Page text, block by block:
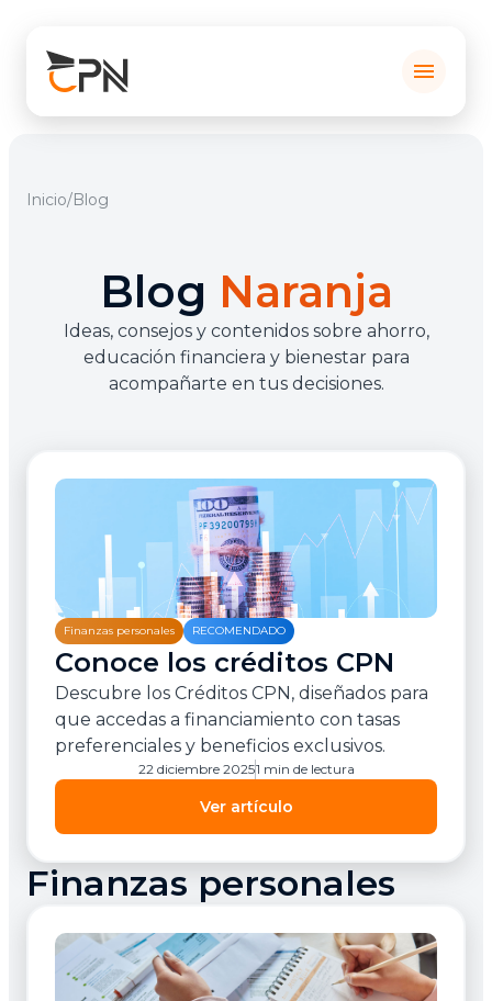
menu
Inicio/Blog
Blog Naranja
Ideas, consejos y contenidos sobre ahorro,
educación financiera y bienestar para
acompañarte en tus decisiones.
Finanzas personales RECOMENDADO
Conoce los créditos CPN
Descubre los Créditos CPN, diseñados para
que accedas a financiamiento con tasas
preferenciales y beneficios exclusivos.
Ver artículo
22 diciembre 20251 min de lectura
Finanzas personales